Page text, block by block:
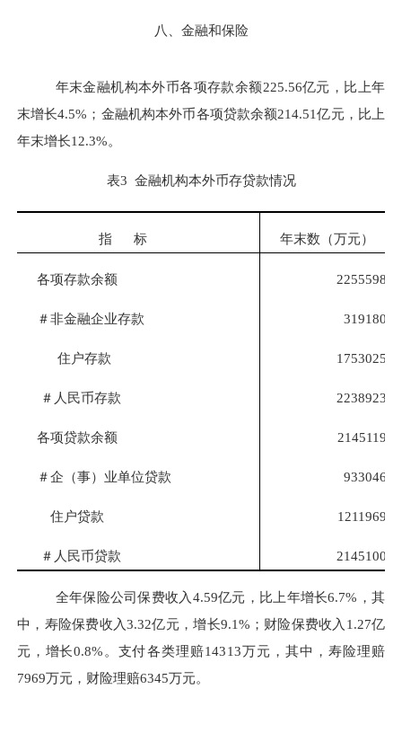
八、金融和保险
年末金融机构本外币各项存款余额225.56亿元，比上年
末增长4.5% ；金融机构本外币各项贷款余额214.51亿元，比上
年末增长12.3%。
表3 金融机构本外币存贷款情况
指 标 年末数（万元）
各项存款余额 2255598
＃非金融企业存款 319180
住户存款 1753025
＃人民币存款 2238923
各项贷款余额 2145119
＃企（事）业单位贷款 933046
住户贷款 1211969
＃人民币贷款 2145100
全年保险公司保费收入 4.59亿元，比上年增长6.7% ，其
中，寿险保费收入3.32亿元，增长9.1% ；财险保费收入 1.27亿
元，增长0.8% 。支付各类理赔14313万元，其中，寿险理赔
7969万元，财险理赔6345万元。